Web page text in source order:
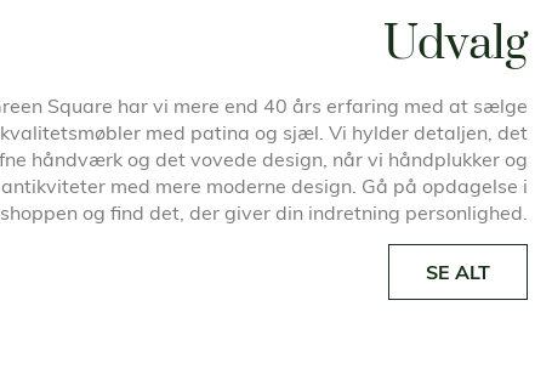
Udvalg
Square har vi mere end 40 års erfaring med at sælge
kvalitetsmøbler med patina og sjæl. Vi hylder detaljen, det
håndværk og det vovede design, når vi håndplukker og
med mere moderne design. Gå på opdagelse i
og find det, der giver din indretning personlighed.
SE ALT